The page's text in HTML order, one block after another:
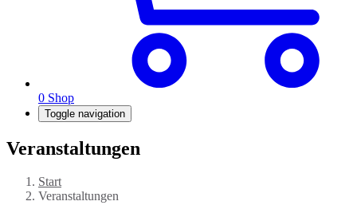
0 Shop
Toggle navigation
Veranstaltungen
Start
Veranstaltungen